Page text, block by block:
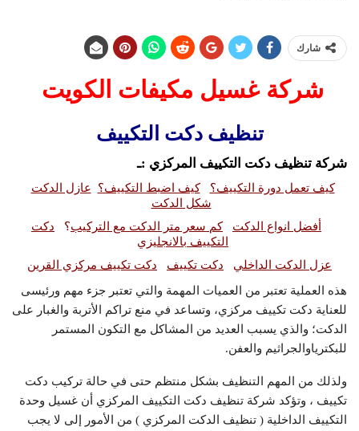
شارك
شركة غسيل مكيفات الكويت
تنظيف دكت التكييف
شركة تنظيف دكت التكييف المركزي :ـ
كيف تعمل دورة التكييف؟ كيف اضبط التكييف؟
عازل الدكت
شكل الدكت
أفضل انواع الدكت
كم سعر متر الدكت مع التركيب؟
دكت
التكييف بالانجليزي
عزل الدكت الداخلي
دكت تكييف
دكت تكييف مركزي القرين
هذه العملية تعتبر من العميات المهمة والتي تعتبر جزء مهم ورئيسى
للعناية دكت تكييف مركزي، وتساعد في منع تراكم الأتربة والغبار على
الدكت؛ والذي يسبب العديد من المشاكل مع التكون المستمر
للبكترياوالجراثيم والعفن.
ولذلك من المهم التنظيف بشكل منتظم حتى في حالة تركيب دكت
تكييف ، وتؤكد شركة تنظيف دكت التكييف المركزي أن غسيل وحدة
التكييف الداخلية ( تنظيف الدكت المركزي ) من الأمور إلى لا يجب